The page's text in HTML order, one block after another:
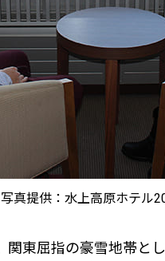
写真提供：水上高原ホテル
関東屈指の豪雪地帯と